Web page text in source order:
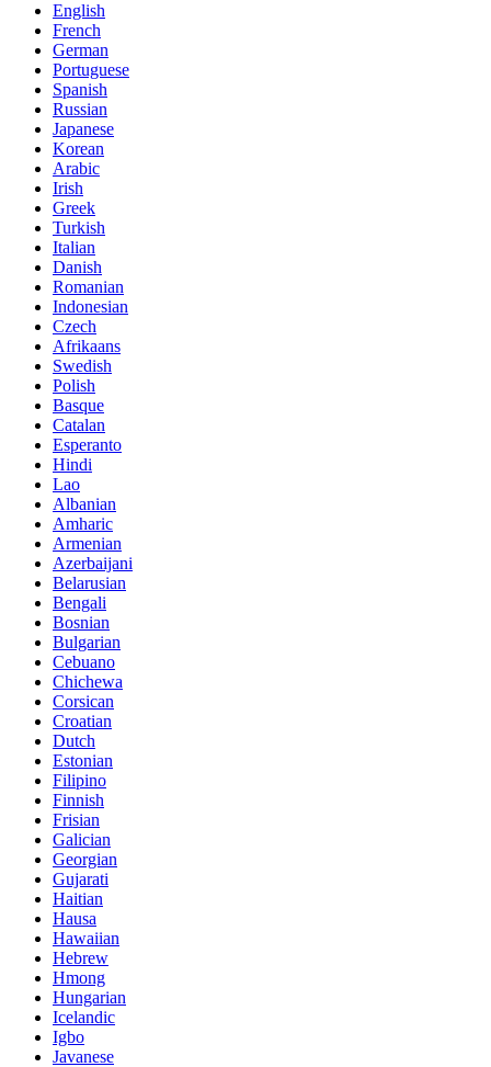
English
French
German
Portuguese
Spanish
Russian
Japanese
Korean
Arabic
Irish
Greek
Turkish
Italian
Danish
Romanian
Indonesian
Czech
Afrikaans
Swedish
Polish
Basque
Catalan
Esperanto
Hindi
Lao
Albanian
Amharic
Armenian
Azerbaijani
Belarusian
Bengali
Bosnian
Bulgarian
Cebuano
Chichewa
Corsican
Croatian
Dutch
Estonian
Filipino
Finnish
Frisian
Galician
Georgian
Gujarati
Haitian
Hausa
Hawaiian
Hebrew
Hmong
Hungarian
Icelandic
Igbo
Javanese